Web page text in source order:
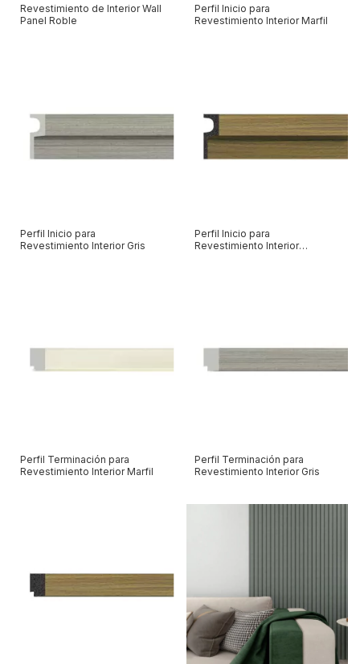
Revestimiento de Interior Wall
Panel Roble
Perfil Inicio para
Revestimiento Interior Marfil
Perfil Inicio para
Revestimiento Interior Gris
Perfil Inicio para
Revestimiento Interior
Perfil Terminación para
Revestimiento Interior Marfil
Perfil Terminación para
Revestimiento Interior Gris